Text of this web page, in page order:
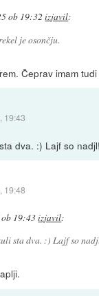
ob 19:32 izjavil:
je osončju.
Čeprav imam
19:43
dva. :) Lajf so
19:48
19:43izjavil:
sta dva. :) Lajf so